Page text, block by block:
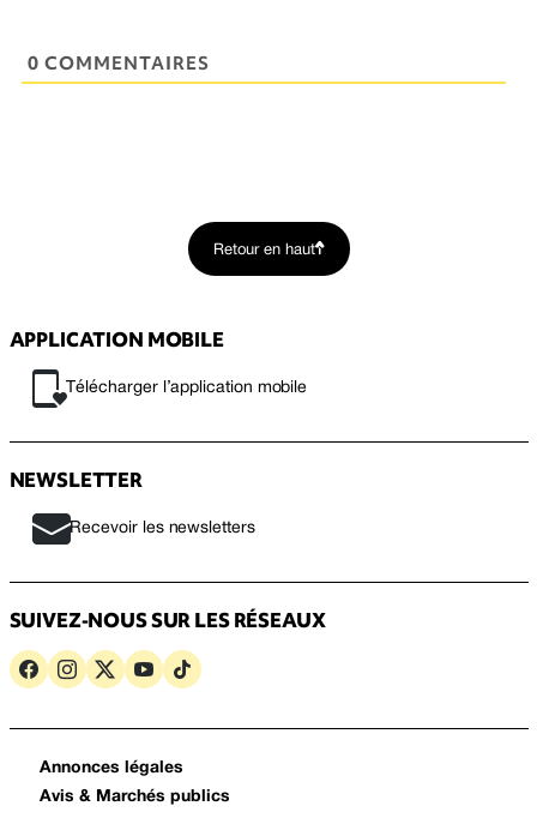
0 COMMENTAIRES
Retour en haut
APPLICATION MOBILE
Télécharger l’application mobile
NEWSLETTER
Recevoir les newsletters
SUIVEZ-NOUS SUR LES RÉSEAUX
Annonces légales
Avis & Marchés publics